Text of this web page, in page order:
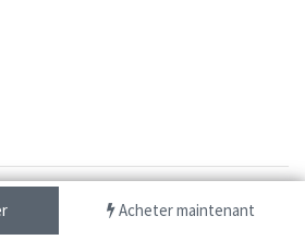
Acheter maintenant